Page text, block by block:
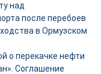
над
после перебоев
в Ормузском
о перекачке нефти
Соглашение